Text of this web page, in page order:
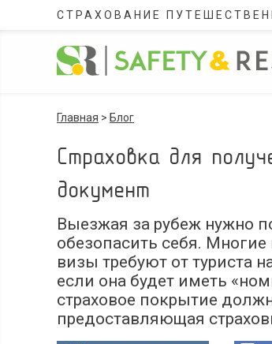
СТРАХОВАНИЕ
Главная > Блог
Страховка для
документ
Выезжая за рубеж нужно
обезопасить себя.
визы требуют от туриста
если она будет иметь
страховое покрытие
предоставляющая